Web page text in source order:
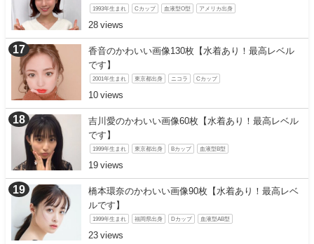
1993年生まれ Cカップ 血液型O型 アメリカ出身
28
香音のかわいい画像130枚【水着あり！最高レベル
です】
2001年生まれ 東京都出身 ニコラ Cカップ
10
吉川愛のかわいい画像60枚【水着あり！最高レベル
です】
1999年生まれ 東京都出身 Bカップ 血液型B型
19
橋本環奈のかわいい画像90枚【水着あり！最高レベ
ルです】
1999年生まれ 福岡県出身 Dカップ 血液型AB型
23